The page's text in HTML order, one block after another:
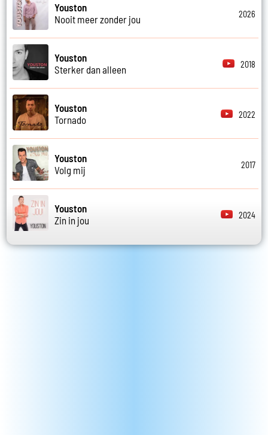
Youston
Nooit meer zonder jou
2026
Youston
Sterker dan alleen
2018
Youston
Tornado
2022
Youston
Volg mij
2017
Youston
Zin in jou
2024